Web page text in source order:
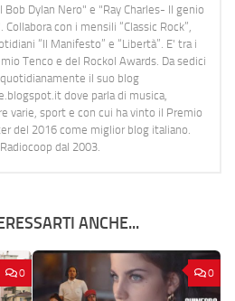
Dylan Nero" e "Ray Charles- Il genio
con i mensili “Classic Rock”,
“Il Manifesto” e “Libertà”. E' tra i
Tenco e del Rockol Awards. Da sedici
il suo blog
dove parla di musica,
varie, sport e con cui ha vinto il Premio
del 2016 come miglior blog italiano.
dal 2003.
ANCHE...
0 0